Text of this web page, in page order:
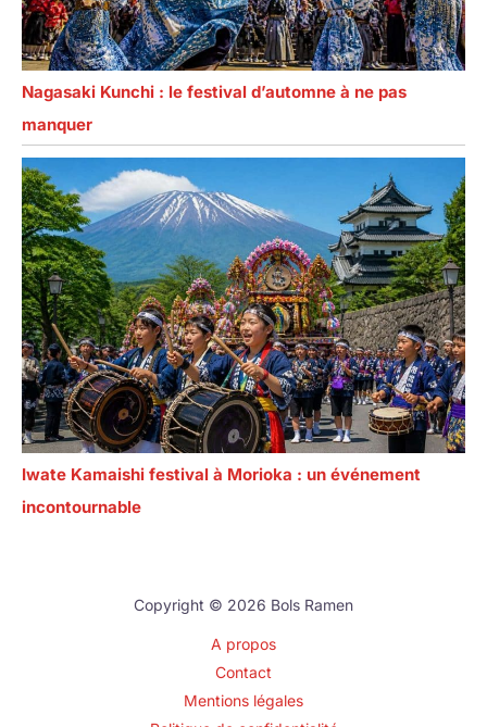
Nagasaki Kunchi : le festival d’automne à ne pas
manquer
Iwate Kamaishi festival à Morioka : un événement
incontournable
Copyright © 2026 Bols Ramen
A propos
Contact
Mentions légales